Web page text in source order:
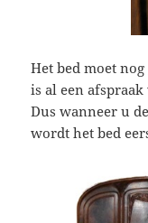
Het bed moet
is al een
Dus wanneer u
wordt het bed